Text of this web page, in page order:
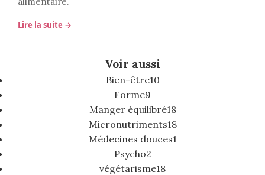
Lire la suite →
Voir aussi
Bien-être10
Forme9
Manger équilibré18
Micronutriments18
Médecines douces1
Psycho2
végétarisme18